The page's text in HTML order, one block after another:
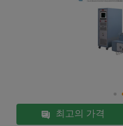
최고의 가격